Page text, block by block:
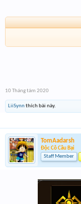
10 Tháng tám 2020
LiiSynnthích bài này.
TomAadarsh
Độc Cô Cầu Bại
Staff Member